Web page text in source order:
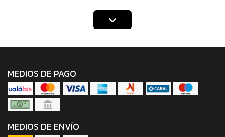
MEDIOS DE PAGO
MEDIOS DE ENVÍO